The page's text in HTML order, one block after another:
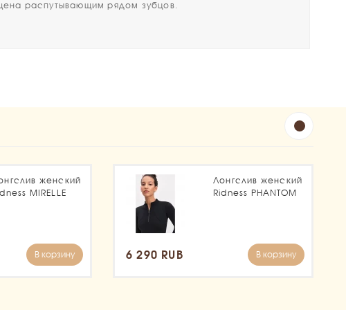
распутывающим рядом зубцов.
женский
MIRELLE
В корзину
Лонгслив женский
Ridness PHANTOM
6 290 RUB В корзину